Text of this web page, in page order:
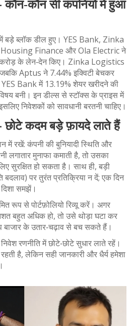
ना
सी कंपनियों में हुआ
बड़े ब्लॉक डील हुए। YES Bank, Zinka
Finance और Ola Electric ने
के लेन‑देन किए। Zinka Logistics
जबकि Aptus ने 7.44% इक्विटी बेचकर
YES Bank में 13.19% शेयर खरीदने की
विषय बनी। इन डील्स से स्टॉक्स के प्राइस में
निवेशकों को सावधानी बरतनी चाहिए।
छोटे कदम बड़े फ़ायदे लाते हैं
में रखें: कंपनी की बुनियादी स्थिति और
लगातार मुनाफा कमाती है, तो उसका
सुरक्षित हो सकता है। साथ ही, बड़ी
बदलाव) पर तुरंत प्रतिक्रिया न दें; एक दिन
समझें।
रूप से पोर्टफ़ोलियो रिव्यू करें। अगर
बहुत अधिक हो, तो उसे थोड़ा घटा कर
के उतार‑चढ़ाव से बच सकते हैं।
रणनीति में छोटे‑छोटे सुधार लाते रहें।
है, लेकिन सही जानकारी और धैर्य हमेशा